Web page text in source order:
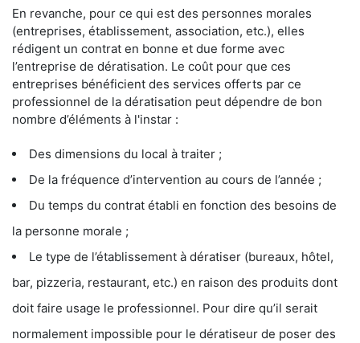
En revanche, pour ce qui est des personnes morales
(entreprises, établissement, association, etc.), elles
rédigent un contrat en bonne et due forme avec
l’entreprise de dératisation. Le coût pour que ces
entreprises bénéficient des services offerts par ce
professionnel de la dératisation peut dépendre de bon
nombre d’éléments à l'instar :
Des dimensions du local à traiter ;
De la fréquence d’intervention au cours de l’année ;
Du temps du contrat établi en fonction des besoins de
la personne morale ;
Le type de l’établissement à dératiser (bureaux, hôtel,
bar, pizzeria, restaurant, etc.) en raison des produits dont
doit faire usage le professionnel. Pour dire qu’il serait
normalement impossible pour le dératiseur de poser des